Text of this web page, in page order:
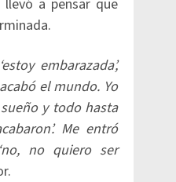
a pensar que
embarazada’,
el mundo. Yo
y todo hasta
Me entró
no quiero ser